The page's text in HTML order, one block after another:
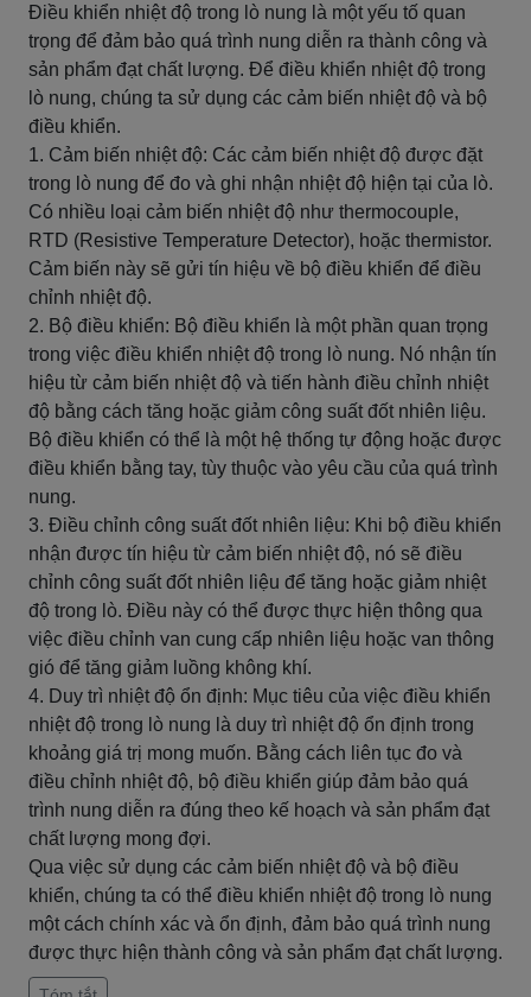
Điều khiển nhiệt độ trong lò nung là một yếu tố quan
trọng để đảm bảo quá trình nung diễn ra thành công và
sản phẩm đạt chất lượng. Để điều khiển nhiệt độ trong
lò nung, chúng ta sử dụng các cảm biến nhiệt độ và bộ
điều khiển.
1. Cảm biến nhiệt độ: Các cảm biến nhiệt độ được đặt
trong lò nung để đo và ghi nhận nhiệt độ hiện tại của lò.
Có nhiều loại cảm biến nhiệt độ như thermocouple,
RTD (Resistive Temperature Detector), hoặc thermistor.
Cảm biến này sẽ gửi tín hiệu về bộ điều khiển để điều
chỉnh nhiệt độ.
2. Bộ điều khiển: Bộ điều khiển là một phần quan trọng
trong việc điều khiển nhiệt độ trong lò nung. Nó nhận tín
hiệu từ cảm biến nhiệt độ và tiến hành điều chỉnh nhiệt
độ bằng cách tăng hoặc giảm công suất đốt nhiên liệu.
Bộ điều khiển có thể là một hệ thống tự động hoặc được
điều khiển bằng tay, tùy thuộc vào yêu cầu của quá trình
nung.
3. Điều chỉnh công suất đốt nhiên liệu: Khi bộ điều khiển
nhận được tín hiệu từ cảm biến nhiệt độ, nó sẽ điều
chỉnh công suất đốt nhiên liệu để tăng hoặc giảm nhiệt
độ trong lò. Điều này có thể được thực hiện thông qua
việc điều chỉnh van cung cấp nhiên liệu hoặc van thông
gió để tăng giảm luồng không khí.
4. Duy trì nhiệt độ ổn định: Mục tiêu của việc điều khiển
nhiệt độ trong lò nung là duy trì nhiệt độ ổn định trong
khoảng giá trị mong muốn. Bằng cách liên tục đo và
điều chỉnh nhiệt độ, bộ điều khiển giúp đảm bảo quá
trình nung diễn ra đúng theo kế hoạch và sản phẩm đạt
chất lượng mong đợi.
Qua việc sử dụng các cảm biến nhiệt độ và bộ điều
khiển, chúng ta có thể điều khiển nhiệt độ trong lò nung
một cách chính xác và ổn định, đảm bảo quá trình nung
được thực hiện thành công và sản phẩm đạt chất lượng.